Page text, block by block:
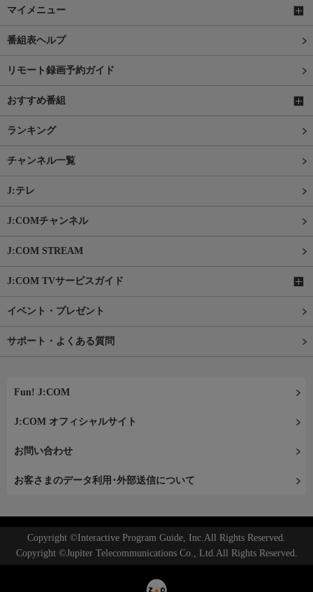
マイメニュー
番組表ヘルプ
リモート録画予約ガイド
おすすめ番組
ランキング
チャンネル一覧
J:テレ
J:COMチャンネル
J:COM STREAM
J:COM TVサービスガイド
イベント・プレゼント
サポート・よくある質問
Fun! J:COM
J:COM オフィシャルサイト
お問い合わせ
お客さまのデータ利用･外部送信について
Copyright ©Interactive Program Guide, Inc.All Rights Reserved.
Copyright ©Jupiter Telecommunications Co., Ltd.All Rights Reserved.